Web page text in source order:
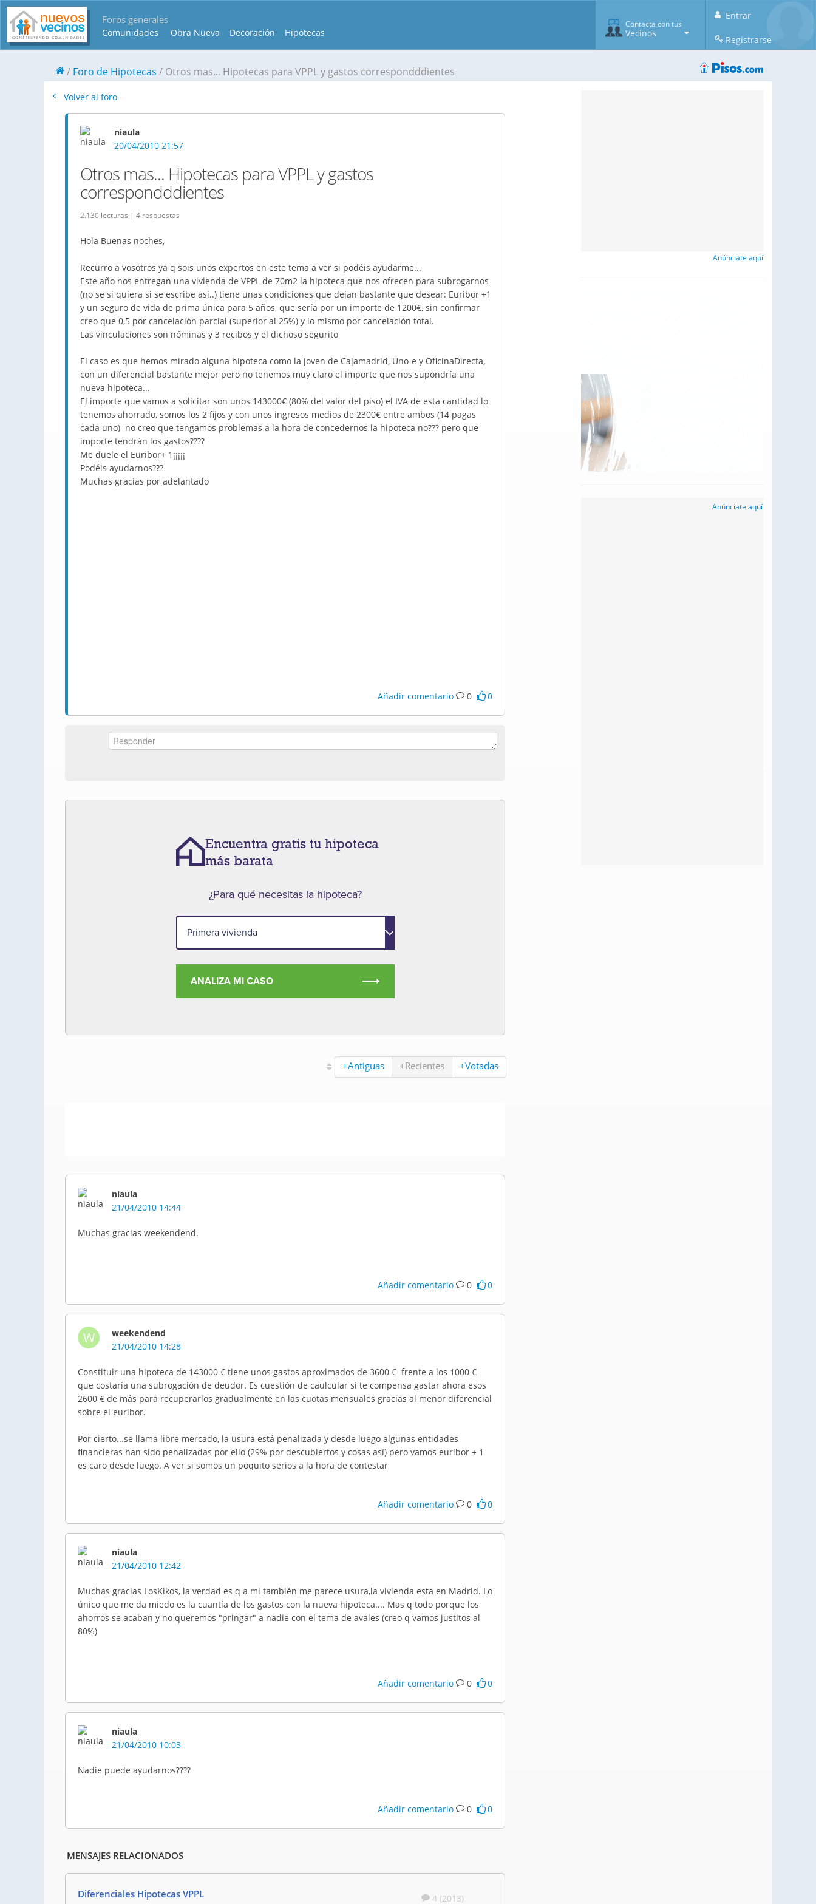
Foros generales
Comunidades Obra Nueva Decoración Hipotecas
Entrar
Registrarse
Contacta con tus
Vecinos
Foro de Hipotecas Otros mas... Hipotecas para VPPL y gastos correspondddientes
Volver al foro
niaula
20/04/2010 21:57
Otros mas... Hipotecas para VPPL y gastos
correspondddientes
2.130 lecturas | 4 respuestas
Hola Buenas noches,
Recurro a vosotros ya q sois unos expertos en este tema a ver si podéis ayudarme...
Este año nos entregan una vivienda de VPPL de 70m2 la hipoteca que nos ofrecen para subrogarnos
(no se si quiera si se escribe asi..) tiene unas condiciones que dejan bastante que desear: Euribor +1
y un seguro de vida de prima única para 5 años, que sería por un importe de 1200€, sin confirmar
creo que 0,5 por cancelación parcial (superior al 25%) y lo mismo por cancelación total.
Las vinculaciones son nóminas y 3 recibos y el dichoso segurito
El caso es que hemos mirado alguna hipoteca como la joven de Cajamadrid, Uno-e y OficinaDirecta,
con un diferencial bastante mejor pero no tenemos muy claro el importe que nos supondría una
nueva hipoteca...
El importe que vamos a solicitar son unos 143000€ (80% del valor del piso) el IVA de esta cantidad lo
tenemos ahorrado, somos los 2 fijos y con unos ingresos medios de 2300€ entre ambos (14 pagas
cada uno) no creo que tengamos problemas a la hora de concedernos la hipoteca no??? pero que
importe tendrán los gastos????
Me duele el Euribor+ 1¡¡¡¡¡
Podéis ayudarnos???
Muchas gracias por adelantado
Añadir comentario 0 0
Encuentra gratis tu hipoteca
más barata
¿Para qué necesitas la hipoteca?
ANALIZA MI CASO
+Antiguas +Recientes +Votadas
niaula
21/04/2010 14:44
Muchas gracias weekendend.
Añadir comentario 0 0
W
weekendend
21/04/2010 14:28
Constituir una hipoteca de 143000 € tiene unos gastos aproximados de 3600 € frente a los 1000 €
que costaría una subrogación de deudor. Es cuestión de caulcular si te compensa gastar ahora esos
2600 € de más para recuperarlos gradualmente en las cuotas mensuales gracias al menor diferencial
sobre el euribor.
Por cierto...se llama libre mercado, la usura está penalizada y desde luego algunas entidades
financieras han sido penalizadas por ello (29% por descubiertos y cosas así) pero vamos euribor + 1
es caro desde luego. A ver si somos un poquito serios a la hora de contestar
Añadir comentario 0 0
niaula
21/04/2010 12:42
Muchas gracias LosKikos, la verdad es q a mi también me parece usura,la vivienda esta en Madrid. Lo
único que me da miedo es la cuantía de los gastos con la nueva hipoteca.... Mas q todo porque los
ahorros se acaban y no queremos "pringar" a nadie con el tema de avales (creo q vamos justitos al
80%)
Añadir comentario 0 0
niaula
21/04/2010 10:03
Nadie puede ayudarnos????
Añadir comentario 0 0
MENSAJES RELACIONADOS
Diferenciales Hipotecas VPPL 4 (2013)
Anúnciate aquí
Anúnciate aquí